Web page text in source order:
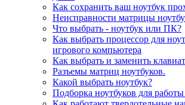
Как сохранить ваш ноутбук
Неисправности матрицы
Что выбрать - ноутбук или ПК?
Как выбрать процессор для
игрового компьютера
Как выбрать и заменить
Разъемы матриц ноутбуков.
Какой выбрать ноутбук?
Подборка ноутбуков для